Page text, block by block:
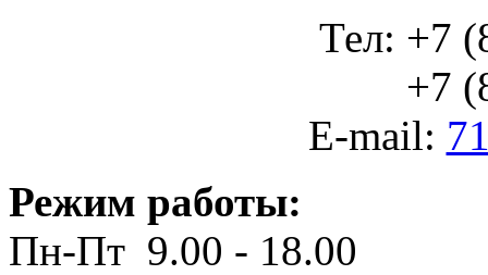
Тел: +7
+7
E-mail:
Режим работы:
Пн-Пт 9.00 - 18.00